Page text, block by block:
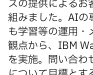
スの提供によるお
組みました。AIの
も学習等の運用・
観点から、IBM
を実施。問い合